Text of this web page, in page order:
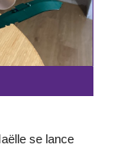
se lance